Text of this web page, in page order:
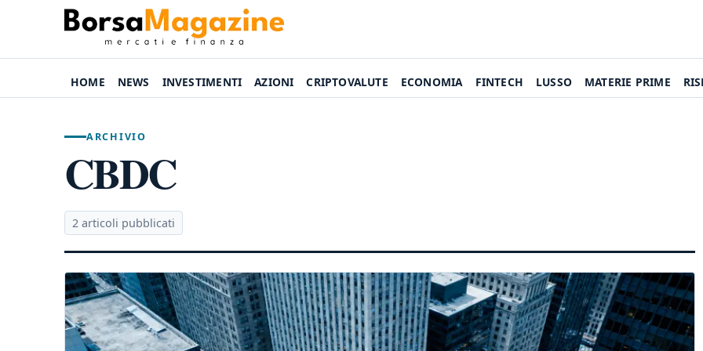
HOME NEWS INVESTIMENTI AZIONI CRIPTOVALUTE ECONOMIA FINTECH LUSSO MATERIE PRIME
ARCHIVIO
CBDC
2 articoli pubblicati